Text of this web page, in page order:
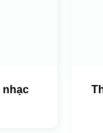
nhạc